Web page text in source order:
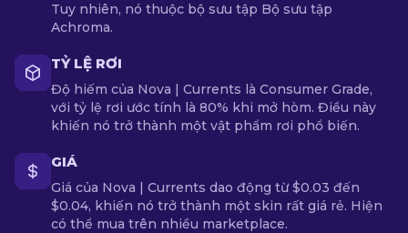
Tuy nhiên, nó thuộc bộ sưu tập Bộ sưu tập
Achroma.
TỶ LỆ RƠI
Độ hiếm của Nova | Currents là Consumer Grade,
với tỷ lệ rơi ước tính là 80% khi mở hòm. Điều này
khiến nó trở thành một vật phẩm rơi phổ biến.
GIÁ
Giá của Nova | Currents dao động từ $0.03 đến
$0.04, khiến nó trở thành một skin rất giá rẻ. Hiện
có thể mua trên nhiều marketplace.